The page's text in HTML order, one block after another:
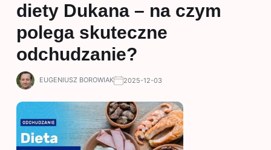
diety Dukana – na czym
polega skuteczne
odchudzanie?
EUGENIUSZ BOROWIAK 2025-12-03